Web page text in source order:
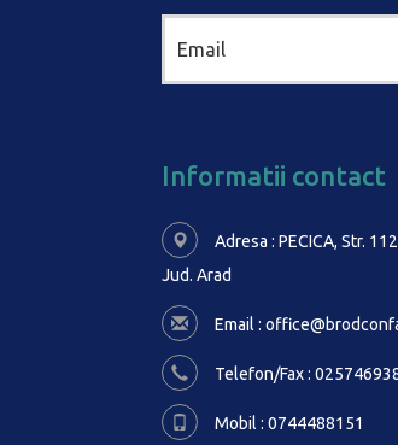
Informatii contact
Adresa : PECICA, Str.
Jud. Arad
Email :
Telefon/Fax :
Mobil : 0744488151